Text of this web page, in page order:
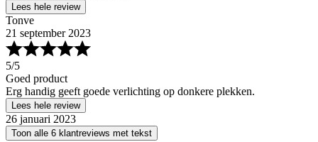
Lees hele review
Tonve
21 september 2023
5/5
Goed product
Erg handig geeft goede verlichting op donkere plekken.
Lees hele review
26 januari 2023
Toon alle 6 klantreviews met tekst